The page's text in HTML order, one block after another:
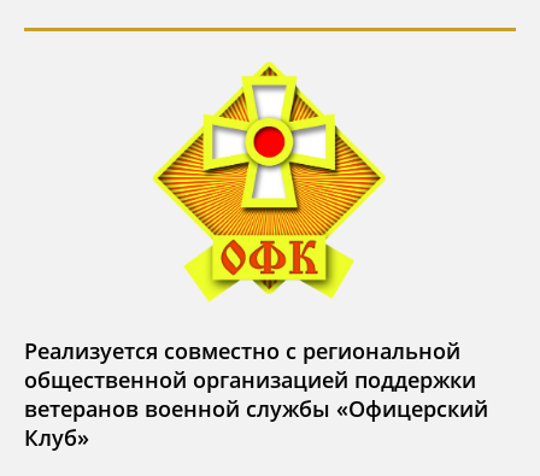
Реализуется совместно с региональной
общественной организацией поддержки
ветеранов военной службы «Офицерский
Клуб»